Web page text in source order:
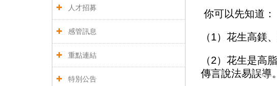
人才招募
感管訊息
重點連結
特別公告
你可以先知道：
（1）花生高鎂
（2）花生是高
傳言說法易誤導。